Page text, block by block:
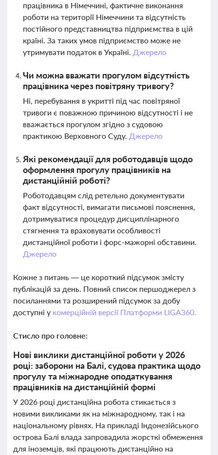
працівника в Німеччині, фактичне виконання
роботи на території Німеччини та відсутність
постійного представництва підприємства в цій
країні. За таких умов підприємство може не
утримувати податок в Україні. Джерело
Чи можна вважати прогулом відсутність
працівника через повітряну тривогу?
Ні, перебування в укритті під час повітряної
тривоги є поважною причиною відсутності і не
вважається прогулом згідно з судовою
практикою Верховного Суду. Джерело
Які рекомендації для роботодавців щодо
оформлення прогулу працівників на
дистанційній роботі?
Роботодавцям слід ретельно документувати
факт відсутності, вимагати письмові пояснення,
дотримуватися процедур дисциплінарного
стягнення та враховувати особливості
дистанційної роботи і форс-мажорні обставини.
Джерело
Кожне з питань — це короткий підсумок змісту
публікацій за день. Повний список першоджерел з
посиланнями та розширений підсумок за добу
доступні у комерційній версії Платформи LIGA360.
Стисло про головне:
Нові виклики дистанційної роботи у 2026
році: заборони на Балі, судова практика щодо
прогулу та міжнародне оподаткування
працівників на дистанційній формі
У 2026 році дистанційна робота стикається з
новими викликами як на міжнародному, так і на
національному рівнях. На прикладі Індонезійського
острова Балі влада запровадила жорсткі обмеження
для іноземців, які працюють дистанційно на